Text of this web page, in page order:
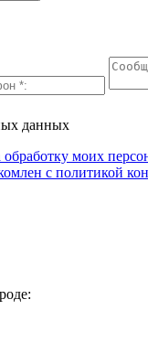
данных
обработку моих
с политикой